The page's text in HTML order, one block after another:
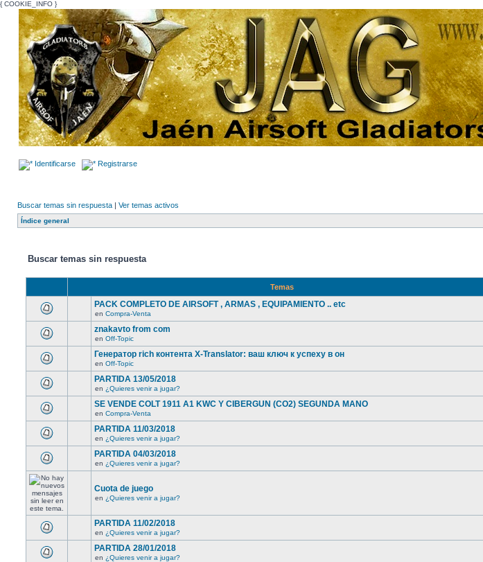
{ COOKIE_INFO }
Identificarse Registrarse
Buscar temas sin respuesta | Ver temas activos
Índice general
Buscar temas sin respuesta
Temas
PACK COMPLETO DE AIRSOFT , ARMAS , EQUIPAMIENTO .. etc
en Compra-Venta
znakavto from com
en Off-Topic
Генератор rich контента X-Translator: ваш ключ к успеху в он
en Off-Topic
PARTIDA 13/05/2018
en ¿Quieres venir a jugar?
SE VENDE COLT 1911 A1 KWC Y CIBERGUN (CO2) SEGUNDA MANO
en Compra-Venta
PARTIDA 11/03/2018
en ¿Quieres venir a jugar?
PARTIDA 04/03/2018
en ¿Quieres venir a jugar?
Cuota de juego
en ¿Quieres venir a jugar?
PARTIDA 11/02/2018
en ¿Quieres venir a jugar?
PARTIDA 28/01/2018
en ¿Quieres venir a jugar?